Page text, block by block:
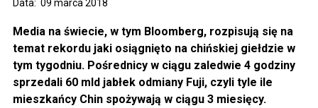
Data: 09 marca 2018
Media na świecie, w tym Bloomberg, rozpisują się na
temat rekordu jaki osiągnięto na chińskiej giełdzie w
tym tygodniu. Pośrednicy w ciągu zaledwie 4 godziny
sprzedali 60 mld jabłek odmiany Fuji, czyli tyle ile
mieszkańcy Chin spożywają w ciągu 3 miesięcy.